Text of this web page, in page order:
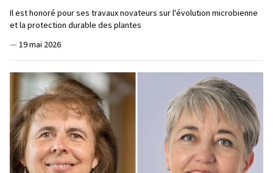
Il est honoré pour ses travaux novateurs sur l'évolution microbienne
et la protection durable des plantes
— 19 mai 2026